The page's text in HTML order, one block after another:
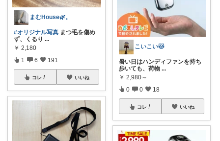
まむHouse🌿。
#オリジナル写真 まつ毛を傷め
ず、くるり ...
￥ 2,180
1 6 191
コレ いいね
こいこい🐱
暑い日はハンディファンを持ち
歩いても、荷物 ...
￥ 2,980～
0 0 18
コレ いいね